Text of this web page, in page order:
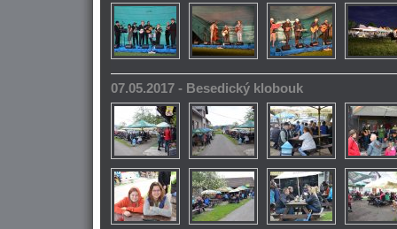
07.05.2017 - Besedický klobouk